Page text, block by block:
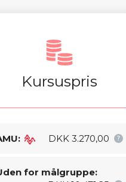
Kursuspris
DKK 3.270,00
for målgruppe: